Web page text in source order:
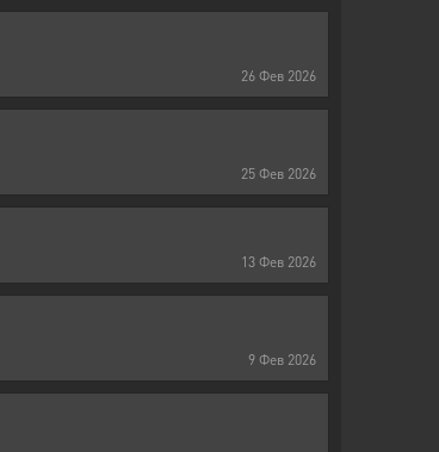
26 Фев 2026
25 Фев 2026
13 Фев 2026
9 Фев 2026